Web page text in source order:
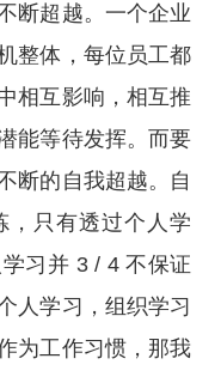
断超越。一个企业
整体，每位员工都
相互影响，相互推
能等待发挥。而要
断的自我超越。自
，只有透过个人学
习并 3 / 4 不保证
人学习，组织学习
为工作习惯，那我